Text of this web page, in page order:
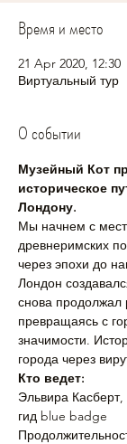
Время и место
21 Apr 2020, 12:30
Виртуальный тур
О событии
Музейный Кот
историческое
Лондону.
Мы начнем с
древнеримских
через эпохи до
Лондон
снова продолжал
превращаясь с
значимости.
города через
Кто ведет:
Эльвира
гид blue badge